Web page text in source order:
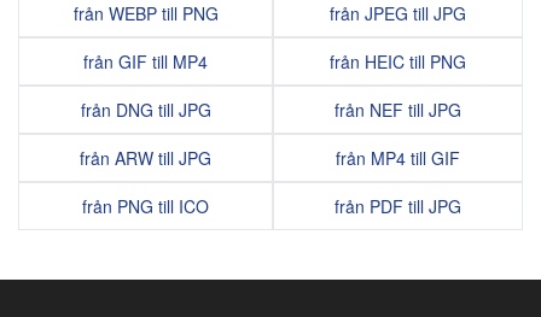
från WEBP till PNG
från GIF till MP4
från DNG till JPG
från ARW till JPG
från PNG till ICO
från JPEG till JPG
från HEIC till PNG
från NEF till JPG
från MP4 till GIF
från PDF till JPG